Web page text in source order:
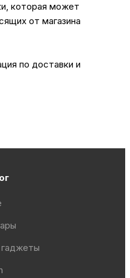
которая может
от магазина
по доставки и